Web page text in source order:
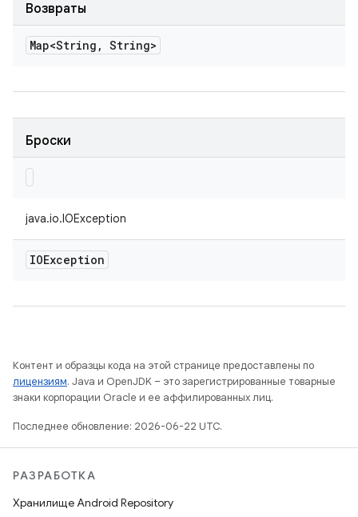
Возвраты
Map<String , String>
Броски
java.io.IOException
IOException
Контент и образцы кода на этой странице предоставлены по
лицензиям. Java и OpenJDK – это зарегистрированные товарные
знаки корпорации Oracle и ее аффилированных лиц.
Последнее обновление: 2026-06-22 UTC.
РАЗРАБОТКА
Хранилище Android Repository